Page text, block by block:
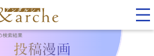
検索結果